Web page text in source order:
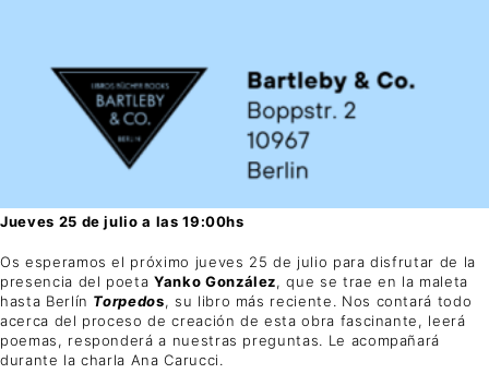
Jueves 25 de julio a las 19:00hs
Os esperamos el próximo jueves 25 de julio para disfrutar de la
presencia del poeta Yanko González, que se trae en la maleta
hasta Berlín Torpedos, su libro más reciente. Nos contará todo
acerca del proceso de creación de esta obra fascinante, leerá
poemas, responderá a nuestras preguntas. Le acompañará
durante la charla Ana Carucci.